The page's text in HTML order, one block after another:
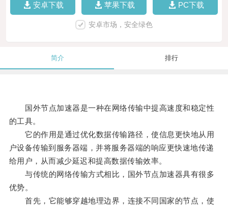
安卓下载 苹果下载 PC下载
安卓市场，安全绿色
简介 排行
国外节点加速器是一种在网络传输中提高速度和稳定性
的工具。
它的作用是通过优化数据传输路径，使信息更快地从用
户设备传输到服务器端，并将服务器端的响应更快速地传递
给用户，从而减少延迟和提高数据传输效率。
与传统的网络传输方式相比，国外节点加速器具有很多
优势。
首先，它能够穿越地理边界，连接不同国家的节点，使